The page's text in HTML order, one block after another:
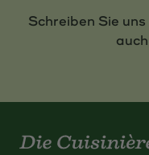
Schreiben Sie